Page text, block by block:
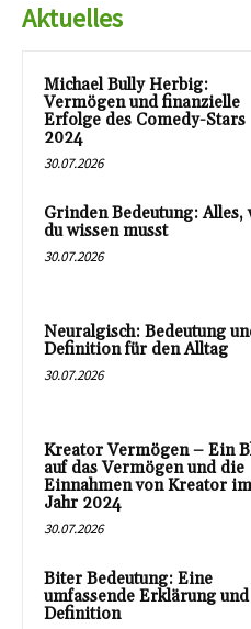
Aktuelles
Michael Bully Herbig:
Vermögen und finanzielle
Erfolge des Comedy-Stars
2024
30.07.2026
Grinden Bedeutung: Alles,
du wissen musst
30.07.2026
Neuralgisch: Bedeutung
Definition für den Alltag
30.07.2026
Kreator Vermögen – Ein
auf das Vermögen und die
Einnahmen von Kreator im
Jahr 2024
30.07.2026
Biter Bedeutung: Eine
umfassende Erklärung und
Definition